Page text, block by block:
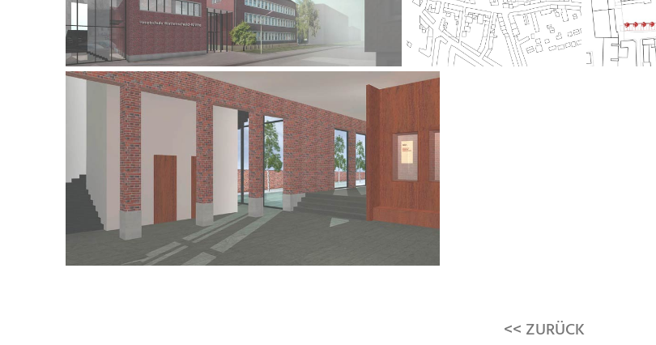
<< ZURÜCK